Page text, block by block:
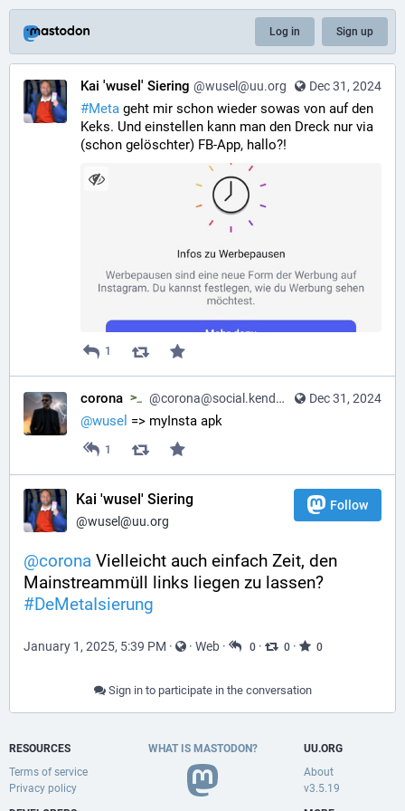
Log in Sign up
Dec 31, 2024
Kai 'wusel' Siering @wusel@uu.org
#Meta geht mir schon wieder sowas von auf den
Keks. Und einstellen kann man den Dreck nur via
(schon gelöschter) FB-App, hallo?!
1
Dec 31, 2024
corona @corona@social.kendoo.eu
@wusel => myInsta apk
1
Kai 'wusel' Siering
@wusel@uu.org
Follow
@corona Vielleicht auch einfach Zeit, den
#DeMetaIsierung
January 1, 2025, 5:39 PM · · Web · 0 · 0 · 0
Sign in to participate in the conversation
RESOURCES
Terms of service
Privacy policy
WHAT IS MASTODON?
UU.ORG
About
v3.5.19